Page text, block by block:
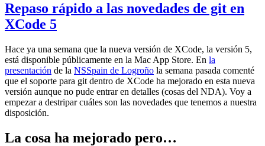
Repaso rápido a las novedades de git en
XCode 5
Hace ya una semana que la nueva versión de XCode, la versión 5,
está disponible públicamente en la Mac App Store. En la
presentación de la NSSpain de Logroño la semana pasada comenté
que el soporte para git dentro de XCode ha mejorado en esta nueva
versión aunque no pude entrar en detalles (cosas del NDA). Voy a
empezar a destripar cuáles son las novedades que tenemos a nuestra
disposición.
La cosa ha mejorado pero…